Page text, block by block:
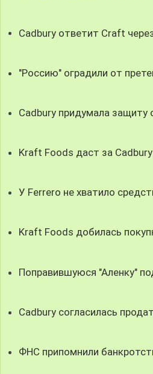
Cadbury ответит Craft
"Россию" оградили от
Cadbury придумала защиту
Kraft Foods даст за
У Ferrero не хватило
Kraft Foods добилась
Поправившуюся "Аленку"
Cadbury согласилась
ФНС припомнили